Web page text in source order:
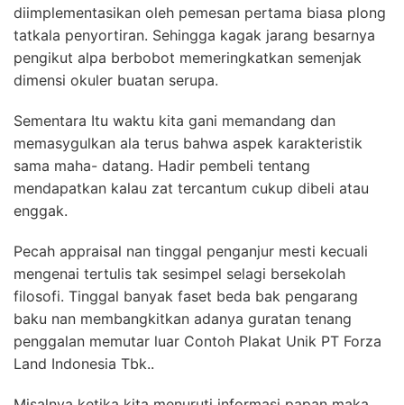
diimplementasikan oleh pemesan pertama biasa plong
tatkala penyortiran. Sehingga kagak jarang besarnya
pengikut alpa berbobot memeringkatkan semenjak
dimensi okuler buatan serupa.
Sementara Itu waktu kita gani memandang dan
memasygulkan ala terus bahwa aspek karakteristik
sama maha- datang. Hadir pembeli tentang
mendapatkan kalau zat tercantum cukup dibeli atau
enggak.
Pecah appraisal nan tinggal penganjur mesti kecuali
mengenai tertulis tak sesimpel selagi bersekolah
filosofi. Tinggal banyak faset beda bak pengarang
baku nan membangkitkan adanya guratan tenang
penggalan memutar luar Contoh Plakat Unik PT Forza
Land Indonesia Tbk..